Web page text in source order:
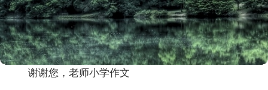
谢谢您，老师小学作文